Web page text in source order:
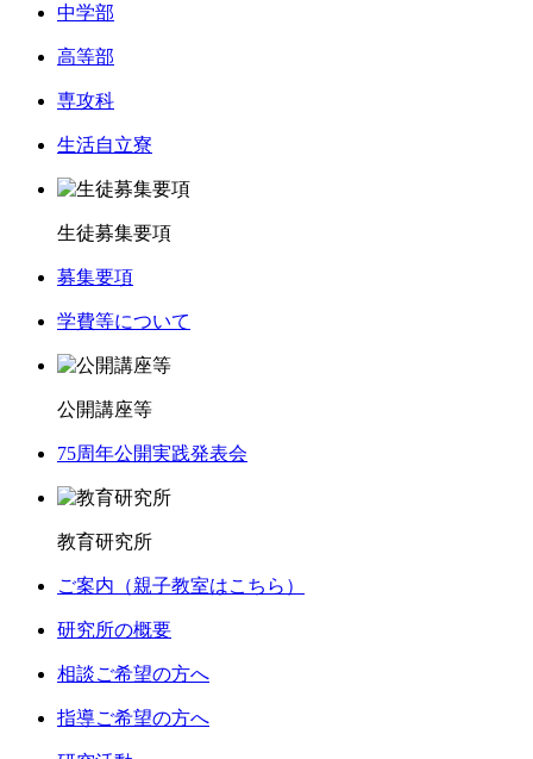
中学部
高等部
専攻科
生活自立寮
生徒募集要項
募集要項
学費等について
公開講座等
75周年公開実践発表会
教育研究所
ご案内（親子教室はこちら）
研究所の概要
相談ご希望の方へ
指導ご希望の方へ